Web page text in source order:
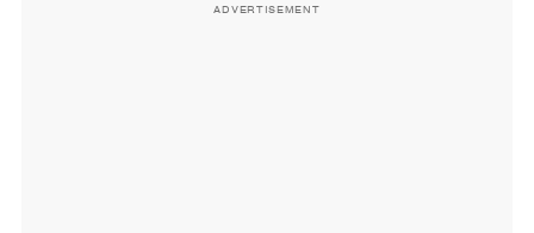
ADVERTISEMENT